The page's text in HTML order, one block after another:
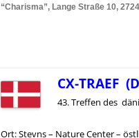
“Charisma”, Lange Straße 10,
CX-TRAEF
43. Treffen des
Ort: Stevns – Nature Center –